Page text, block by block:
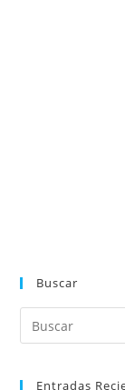
Buscar
Entradas